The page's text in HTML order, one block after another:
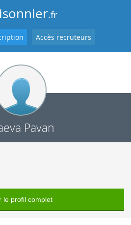
.fr
Accès recruteurs
Pavan
le profil complet